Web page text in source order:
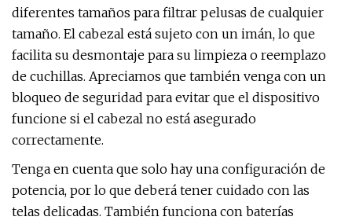
diferentes tamaños para filtrar pelusas de cualquier
tamaño. El cabezal está sujeto con un imán, lo que
facilita su desmontaje para su limpieza o reemplazo
de cuchillas. Apreciamos que también venga con un
bloqueo de seguridad para evitar que el dispositivo
funcione si el cabezal no está asegurado
correctamente.
Tenga en cuenta que solo hay una configuración de
potencia, por lo que deberá tener cuidado con las
telas delicadas. También funciona con baterías